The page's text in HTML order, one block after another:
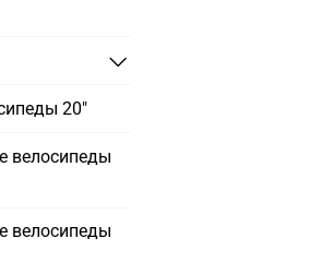
20"
велосипеды
велосипеды